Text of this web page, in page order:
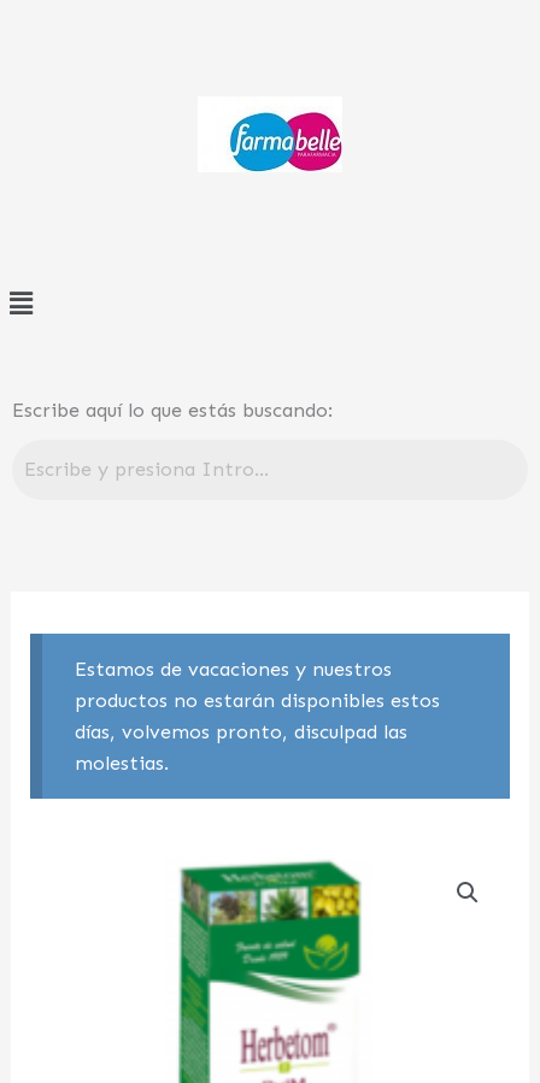
Menú
Escribe aquí lo que estás buscando:
Estamos de vacaciones y nuestros
productos no estarán disponibles estos
días, volvemos pronto, disculpad las
molestias.